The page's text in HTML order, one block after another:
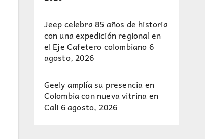
Jeep celebra 85 años de historia
con una expedición regional en
el Eje Cafetero colombiano6
agosto, 2026
Geely amplía su presencia en
Colombia con nueva vitrina en
Cali 6 agosto, 2026